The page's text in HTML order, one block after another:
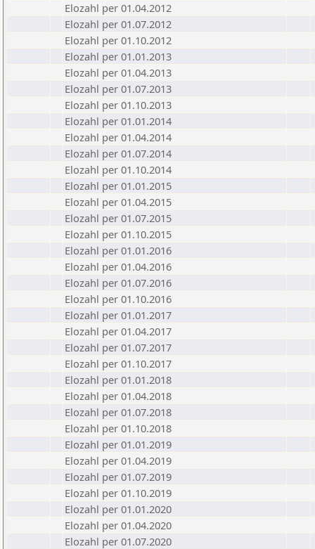
Elozahl per 01.04.2012
Elozahl per 01.07.2012
Elozahl per 01.10.2012
Elozahl per 01.01.2013
Elozahl per 01.04.2013
Elozahl per 01.07.2013
Elozahl per 01.10.2013
Elozahl per 01.01.2014
Elozahl per 01.04.2014
Elozahl per 01.07.2014
Elozahl per 01.10.2014
Elozahl per 01.01.2015
Elozahl per 01.04.2015
Elozahl per 01.07.2015
Elozahl per 01.10.2015
Elozahl per 01.01.2016
Elozahl per 01.04.2016
Elozahl per 01.07.2016
Elozahl per 01.10.2016
Elozahl per 01.01.2017
Elozahl per 01.04.2017
Elozahl per 01.07.2017
Elozahl per 01.10.2017
Elozahl per 01.01.2018
Elozahl per 01.04.2018
Elozahl per 01.07.2018
Elozahl per 01.10.2018
Elozahl per 01.01.2019
Elozahl per 01.04.2019
Elozahl per 01.07.2019
Elozahl per 01.10.2019
Elozahl per 01.01.2020
Elozahl per 01.04.2020
Elozahl per 01.07.2020